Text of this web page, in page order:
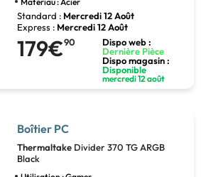
Standard : Mercredi 12 Août
Express : Mercredi 12 Août
179€90
Dispo web :
Dernière Pièce
Dispo magasin :
Disponible
mercredi 12 août
Boîtier PC
Thermaltake Divider 370 TG ARGB
Black